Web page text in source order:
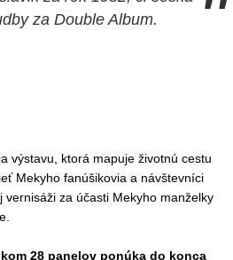
za Double Album.
"
výstavu, ktorá mapuje životnú cestu
Mekyho fanúšikovia a návštevníci
za účasti Mekyho manželky
28 panelov ponúka do konca